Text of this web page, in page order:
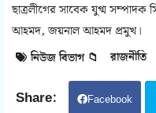
ছাত্রলীগের সাবেক যুগ্ম
আহমদ, জয়নাল আহমদ প্রমুখ।
নিউজ বিভাগ 📁 রাজনীতি
Facebook